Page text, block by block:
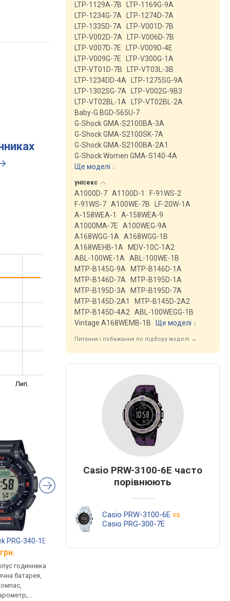
Лип.
PRG-340-1E
годинника
батарея,
LTP-1129A-7B
LTP-1169G-9A
LTP-1234G-7A
LTP-1274D-7A
LTP-1335D-7A
LTP-V001D-7B
LTP-V002D-7A
LTP-V006D-7B
LTP-V007D-7E
LTP-V009D-4E
LTP-V009G-7E
LTP-V300G-1A
LTP-VT01D-7B
LTP-VT03L-3B
LTP-1234DD-4A
LTP-1275SG-9A
LTP-1302SG-7A
LTP-V002G-9B3
LTP-VT02BL-1A
LTP-VT02BL-2A
Baby-G BGD-565U-7
G-Shock GMA-S2100BA-3A
G-Shock GMA-S2100SK-7A
G-Shock GMA-S2100BA-2A1
G-Shock Women GMA-S140-4A
Ще моделі ↓
унісекс
A1000D-7 A1100D-1
F-91WS-2
F-91WS-7 A100WE-7B
LF-20W-1A
A-158WEA-1
A-158WEA-9
A1000MA-7E
A100WEG-9A
A168WGG-1A
A168WGG-1B
A168WEHB-1A
MDV-10C-1A2
ABL-100WE-1A
ABL-100WE-1B
MTP-B145G-9A
MTP-B146D-1A
MTP-B146D-7A
MTP-B195D-1A
MTP-B195D-3A
MTP-B195D-7A
MTP-B145D-2A1
MTP-B145D-2A2
MTP-B145D-4A2
ABL-100WEGG-1B
Vintage A168WEMB-1B
Ще моделі ↓
Питання і побажання по підбору моделі →
Casio PRW-3100-6E часто
порівнюють
Casio PRW-3100-6E vs
Casio PRG-300-7E